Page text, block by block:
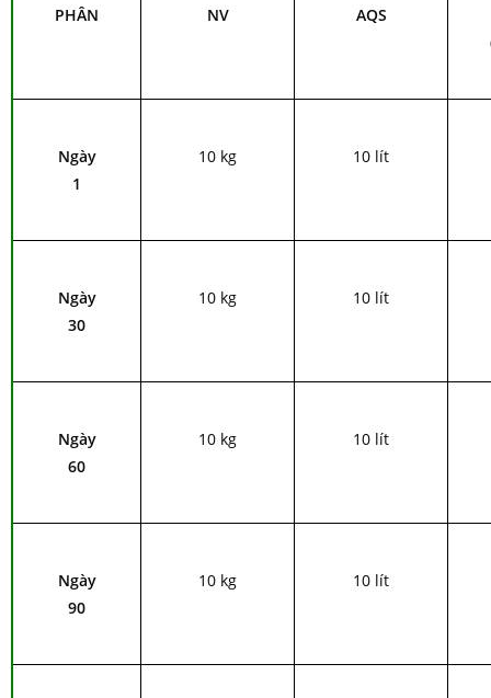
PHÂN
NV
AQS
Ngày
1
10 kg 10 lít
Ngày
30
10 kg 10 lít
Ngày
60
10 kg 10 lít
Ngày
90
10 kg 10 lít